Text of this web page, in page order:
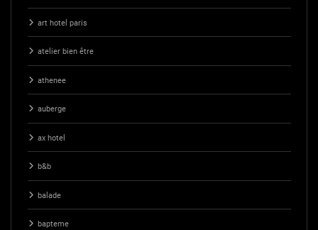
art hotel paris
atelier bien être
athenee
auberge
ax hotel
b&b
balade
bapteme